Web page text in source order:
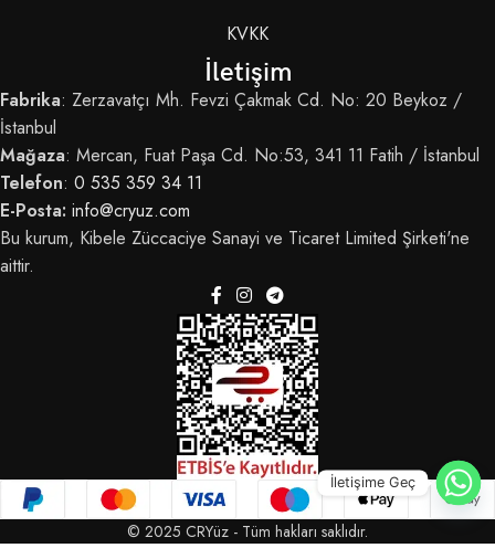
KVKK
İletişim
Fabrika: Zerzavatçı Mh. Fevzi Çakmak Cd. No: 20 Beykoz /
İstanbul
Mağaza: Mercan, Fuat Paşa Cd. No:53, 341 11 Fatih / İstanbul
Telefon: 0 535 359 34 11
E-Posta: info@cryuz.com
Bu kurum, Kibele Züccaciye Sanayi ve Ticaret Limited Şirketi'ne
aittir.
© 2025 CRYüz - Tüm hakları saklıdır.
İletişime Geç